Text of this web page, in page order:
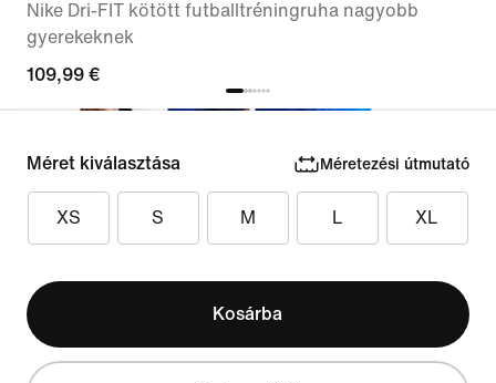
Nike Dri-FIT kötött futballtréningruha nagyobb
gyerekeknek
109,99 €
Méret kiválasztása Méretezési útmutató
XS S M L XL
Kosárba